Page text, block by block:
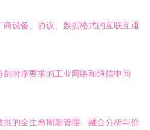
商设备、协议、数据格式的互联互通
刻时序要求的工业网络和通信中间
据的全生命周期管理、融合分析与价